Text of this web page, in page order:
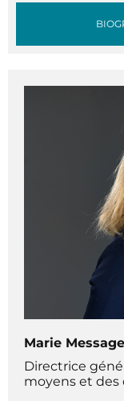
Marie Message
Directrice
moyens et des